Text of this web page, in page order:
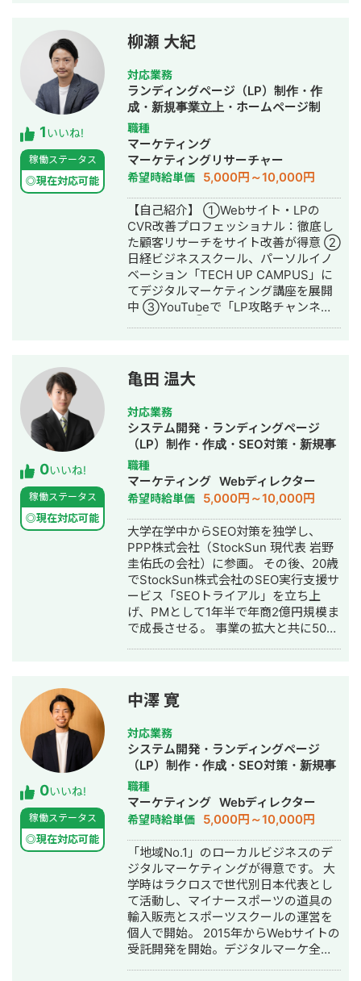
が全くなされていない ３. スクラッチ
で構築されたサイトの構造がSEO最適
化されていない ４. CVポイントが少な
すぎる ▶️実行した施策 そこで下記のよ
うな施策を3ヶ月に渡り行いました。
・競合サイトよりもビジュアルリッチ
なコンテンツになるようにリライト
（30本） ・内部リンクの設計を見直し
て、必要な新規記事の投下（30本） ・
ブロガーが使用する無料のSEO最適化
されたテーマへ変更（オウンドメディ
アのデザインも自分でやったのでコス
トをめちゃくちゃ抑えられた） ・お役
立ち資料の制作とCVポイントの設置 ・
獲得したリードへの架電による商談獲
得 ▶️結果 契約してから3ヶ月ほどで下
記のような成果を出すことに成功しま
した。 ・人材系のリード獲得メディア
を200アクセス数で昨対200%成長 ・メ
るCVポイントの創出 ・架電により10
件の商談獲得に成功 ▶️ポイント ・一人
でライティングからホワイトペーパ
ー、架電までこなす必要性がありメタ
ディスクリプションの設定等の細かい
SEO対策は完全に放棄して、内部リン
クとコンテンツの品質に全振りして施
策を実行しました。SEO対策は全部や
りたがる担当者もいますが、正直後回
しでいい施策も結構多いので、本質的
な部分にリソースにのみ投下したこと
で短期間で成果を上げることができま
した。 ○実績②：通信キャリア事業
（toC） ▶️問題・課題 契約者数を増や
すためのチャネルが欲しいというニー
ズがあり。サイトの分析を行い、下記
のような課題を抽出。 ・公式サイトが
サブドメインで、ルートドメインに対
集客チャネルが広告依存状態になって
策 ・サブドメインからルートドメイン
へのサイトの移行によりドメインへの
サイト評価の集中 ・ドメイン配下に小
学生の親御さんをターゲットにしたコ
ラムメディアの立ち上げ ・経験者であ
るママさんライターを小学校の周りで
チラシを配って募集 ▶️結果 ・ECサイ
ト本体が移行に伴いアクセスを150%
増。 ・オウンドメディアも1年で月次8
万アクセスまで成長 ・年次で4000万
円規模のインパクトを創出。 ▶️反省点
・メディアを立ち上げて安定して集客
できたものの、キッズ携帯自体が購入
まで判断に時間がかかる商材だったた
め、メルマガ施策やLINE施策もあわせ
て実行すべきであったと反省。 実績
支援に従事。特にBtoBマーケティン
グ、リードジェネレーション、SEO戦
略の領域で支援実績を重ねる。 2021年
6月、デジタルマーケティング支援を手
がける株式会社deltaを設立、代表取締
役に就任。20社以上のクライアントの
事業成長を支援している。WEBマーケ
ティング戦略の立案から実行支援、社
内体制の構築まで、包括的なサポート
を提供。 得意領域は①SEO対策
②MEO対策③リスティング広告の3
つ。 https://delta-web.co.jp/ 【実績】
・関西エリアの不用品回収会社様 ご依
頼内容：飛び込みで集客していたが、
WEBでの集客を始めたい 施策：まずは
すぐに結果のでるリスティング広告か
ら始めることを提案。 不用品回収業者
は悪質業者が多いことから、安心・安
全を訴求したLPを作成しリスティング
の引越し業者様 ご依頼内容：リスティ
ング広告からの売上があまり上がらな
い。 またSEO対策を行ってリスティン
グ広告の予算を減らしたい。 施策：リ
スティング広告の予算を少しずつ減ら
しながら、SEOの記事作成を開始。 結
果：リスティング広告はターゲットを
単身から家族へ変更することで売上向
上。 またCPAも5000円から3000円ま
で低下。 SEO対策は開始から1年で2万
PVを達成し、月間の問い合わせ数が
5〜10件継続的に発生。 ・東京の不用
品回収業者 ご依頼内容 ・大阪の外壁塗
装業者
1いいね!
稼働ステータス
◎現在対応可能
柳瀬 大紀
対応業務
ランディングページ（LP）制作・作
成・新規事業立上・ホームページ制
作・作成・オウンドメディア制作・構
築・運用代行
職種
マーケティング
マーケティングリサーチャー
希望時給単価 5,000円～10,000円
【自己紹介】 ①Webサイト・LPの
CVR改善プロフェッショナル：徹底し
た顧客リサーチをサイト改善が得意 ②
日経ビジネススクール、パーソルイノ
ベーション「TECH UP CAMPUS」に
てデジタルマーケティング講座を展開
中 ③YouTubeで「LP攻略チャンネ
でのインタビュー記事
https://freelance-
meikan.com/column/4354/ 【経歴】
・新卒）不動産ディベロッパー（営
業） ・リクルート（営業）：ゼクシィ
の営業部にてMVP受賞、新規媒体の営
業リーダー ・UXコンサルティング会社
（シニアマネージャー）：大手からベ
ンチャー企業様向けにUXリサーチなど
の工程からUX改善実行までを提供 ・現
在、デジタルマーケティング支援や
WEB改善のプロとして活動
0いいね!
稼働ステータス
◎現在対応可能
亀田 温大
対応業務
システム開発・ランディングページ
（LP）制作・作成・SEO対策・新規事
業立上・SNS運用代行・記事作成代
行・ライティング・ホームページ制
作・作成・バナー制作・デザイン・ロ
ゴデザイン・作成・イラスト制作・リ
スティング広告運用代行・オウンドメ
ディア制作・構築・運用代行
職種
マーケティング Webディレクター
希望時給単価 5,000円～10,000円
大学在学中からSEO対策を独学し、
PPP株式会社（StockSun 現代表 岩野
圭佑氏の会社）に参画。 その後、20歳
でStockSun株式会社のSEO実行支援サ
ービス「SEOトライアル」を立ち上
げ、PMとして1年半で年商2億円規模ま
で成長させる。 事業の拡大と共に50名
修、Webサイト制作から一気通貫のご
支援も可能 月間300本以上の記事制作/
リライト、200本の被リンク獲得代
行、常時10サイトの内部SEO改修の実
行支援をディレクション。 常時70件以
上のクライアント対応の統括。1年で対
応したクライアントは200件以上。 プ
ロのセールスライターチームも束ね、
記事はもちろん、LPのコンテンツ、
SNS広告のテキスト、アウトバウンド
営業文面の作成など売上にインパクト
があるコピーの制作を主に担当 熱量の
ある実行支援が魅力。 現場に活気と成
果を届けます。
0いいね!
稼働ステータス
◎現在対応可能
中澤 寛
対応業務
システム開発・ランディングページ
（LP）制作・作成・SEO対策・新規事
業立上・ホームページ制作・作成・リ
スティング広告運用代行・オウンドメ
ディア制作・構築・運用代行
職種
マーケティング Webディレクター
希望時給単価 5,000円～10,000円
「地域No.1」のローカルビジネスのデ
ジタルマーケティングが得意です。 大
学時はラクロスで世代別日本代表とし
て活動し、マイナースポーツの道具の
輸入販売とスポーツスクールの運営を
個人で開始。 2015年からWebサイトの
受託開発を開始。デジタルマーケ全体